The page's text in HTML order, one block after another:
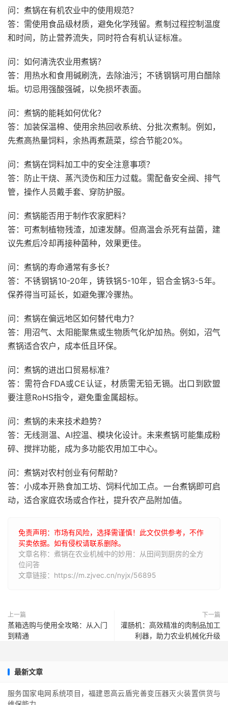
问：煮锅在有机农业中的使用规范？
答：需使用食品级材质，避免化学残留。煮制过程控制温度
和时间，防止营养流失，同时符合有机认证标准。
问：如何清洗农业用煮锅？
答：用热水和食用碱刷洗，去除油污；不锈钢锅可用白醋除
垢。切忌用强酸强碱，以免损坏表面。
问：煮锅的能耗如何优化？
答：加装保温棉、使用余热回收系统、分批次煮制。例如，
先煮高热量饲料，余热再煮蔬菜，综合节能20%。
问：煮锅在饲料加工中的安全注意事项？
答：防止干烧、蒸汽烫伤和压力过载。需配备安全阀、排气
管，操作人员戴手套、穿防护服。
问：煮锅能否用于制作农家肥料？
答：可煮制植物残渣，加速发酵。但高温会杀死有益菌，建
议先煮后冷却再接种菌种，效果更佳。
问：煮锅的寿命通常有多长？
答：不锈钢锅10-20年，铸铁锅5-10年，铝合金锅3-5年。
保养得当可延长，如避免骤冷骤热。
问：煮锅在偏远地区如何替代电力？
答：用沼气、太阳能聚焦或生物质气化炉加热。例如，沼气
煮锅适合农户，成本低且环保。
问：煮锅的进出口贸易标准？
答：需符合FDA或CE认证，材质需无铅无镉。出口到欧盟
要注意RoHS指令，避免重金属超标。
问：煮锅的未来技术趋势？
答：无线测温、AI控温、模块化设计。未来煮锅可能集成粉
碎、搅拌功能，成为多功能农用加工中心。
问：煮锅对农村创业有何帮助？
答：小成本开熟食加工坊、饲料代加工点。一台煮锅即可启
动，适合家庭农场或合作社，提升农产品附加值。
免责声明：市场有风险，选择需谨慎！此文仅供参考，不作
买卖依据。如有侵权请联系删除。
文章名称：煮锅在农业机械中的妙用：从田间到厨房的全方
位问答
文章链接：https://m.zjvec.cn/nyjx/56895
上一篇
蒸箱选购与使用全攻略：从入门
到精通
下一篇
灌肠机：高效精准的肉制品加工
利器，助力农业机械化升级
最新文章
服务国家电网系统项目，福建恩高云盾完善变压器灭火装置供货与